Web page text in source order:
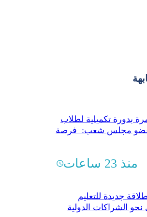
بدورة تكميلية لطلاب
وعضو مجلس شعب: فرصة
منذ 23 ساعات
جديدة للتعليم
نحو الشراكات الدولية